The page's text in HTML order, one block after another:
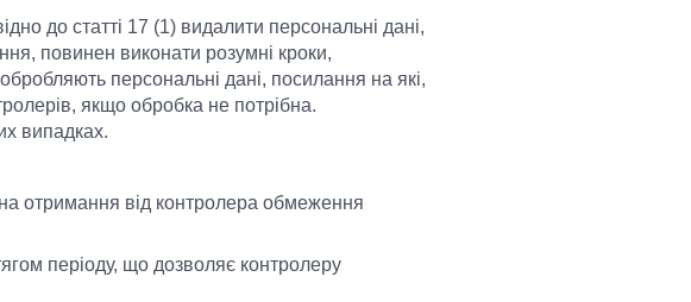
до статті 17 (1) видалити персональні дані,
повинен виконати розумні кроки,
персональні дані, посилання на які,
якщо обробка не потрібна.
випадках.
отримання від контролера обмеження
періоду, що дозволяє контролеру